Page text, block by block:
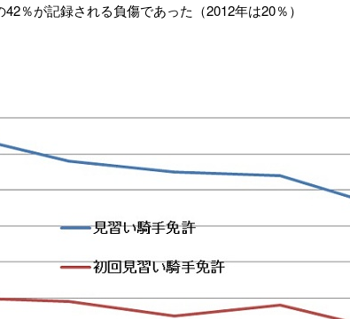
％が記録される負傷であった（2012年は20％）